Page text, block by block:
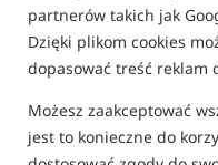
partnerów takich jak
Dzięki plikom cookies
dopasować treść reklam
Możesz zaakceptować
jest to konieczne do
02 LISTOPADA 2023 R.